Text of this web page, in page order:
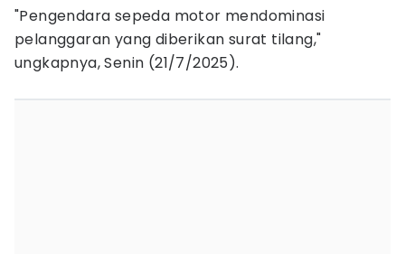
‎"Pengendara sepeda motor mendominasi
pelanggaran yang diberikan surat tilang,"
ungkapnya, Senin (21/7/2025).